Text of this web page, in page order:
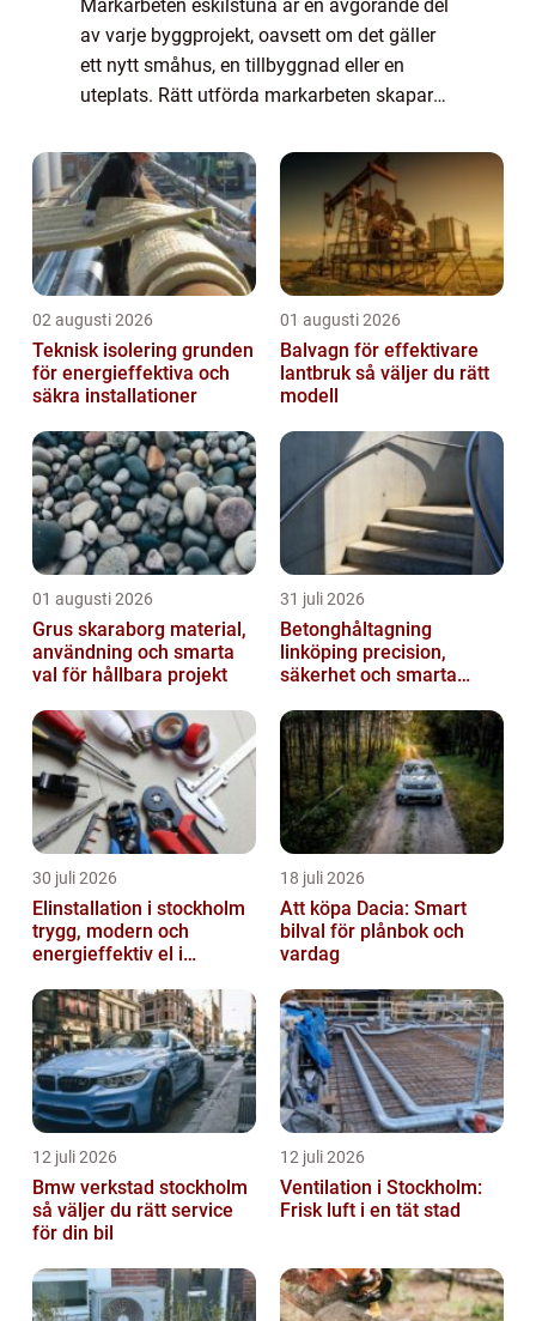
Markarbeten eskilstuna är en avgörande del
av varje byggprojekt, oavsett om det gäller
ett nytt småhus, en tillbyggnad eller en
uteplats. Rätt utförda markarbeten skapar
02 augusti 2026
Teknisk isolering grunden
för energieffektiva och
säkra installationer
01 augusti 2026
Balvagn för effektivare
lantbruk så väljer du rätt
modell
01 augusti 2026
Grus skaraborg material,
användning och smarta
val för hållbara projekt
31 juli 2026
Betonghåltagning
linköping precision,
säkerhet och smarta
30 juli 2026
Elinstallation i stockholm
trygg, modern och
energieffektiv el i
18 juli 2026
Att köpa Dacia: Smart
bilval för plånbok och
vardag
12 juli 2026
Bmw verkstad stockholm
så väljer du rätt service
för din bil
12 juli 2026
Ventilation i Stockholm:
Frisk luft i en tät stad